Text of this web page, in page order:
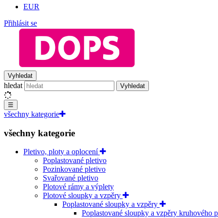
EUR
Přihlásit se
Vyhledat
hledat Vyhledat
☰
všechny kategorie
všechny kategorie
Pletivo, ploty a oplocení
Poplastované pletivo
Pozinkované pletivo
Svařované pletivo
Plotové rámy a výplety
Plotové sloupky a vzpěry
Poplastované sloupky a vzpěry
Poplastované sloupky a vzpěry kruhového